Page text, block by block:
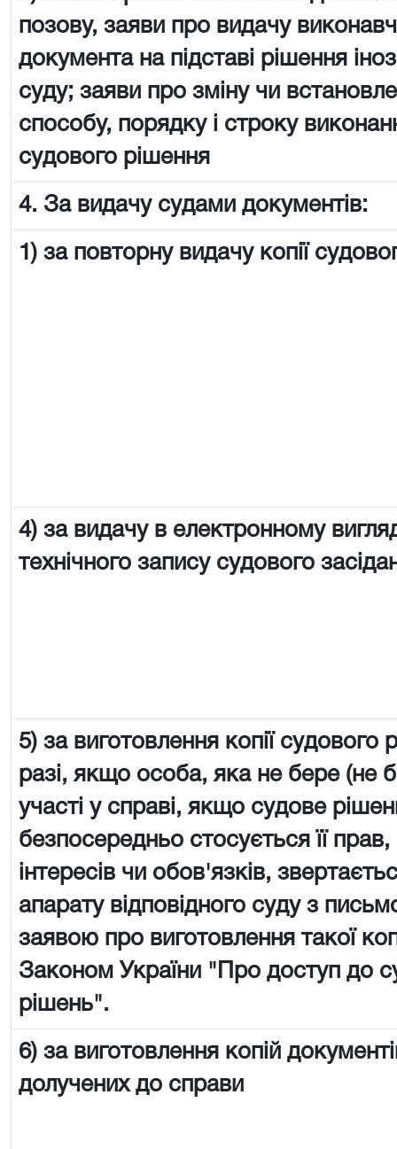
позову, заяви про видачу
документа на підставі рішення
суду; заяви про зміну чи
способу, порядку і строку
судового рішення
4. За видачу судами документів:
1) за повторну видачу копії
4) за видачу в електронному
технічного запису судового
5) за виготовлення копії судового
разі, якщо особа, яка не бере (не
участі у справі, якщо судове
безпосередньо стосується її
інтересів чи обов'язків,
апарату відповідного суду з
заявою про виготовлення такої
Законом України "Про доступ до
рішень".
6) за виготовлення копій
долучених до справи